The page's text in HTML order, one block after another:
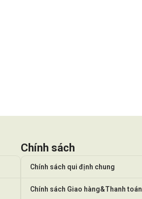
Chính sách
Chính sách qui định chung
Chính sách Giao hàng&Thanh toán